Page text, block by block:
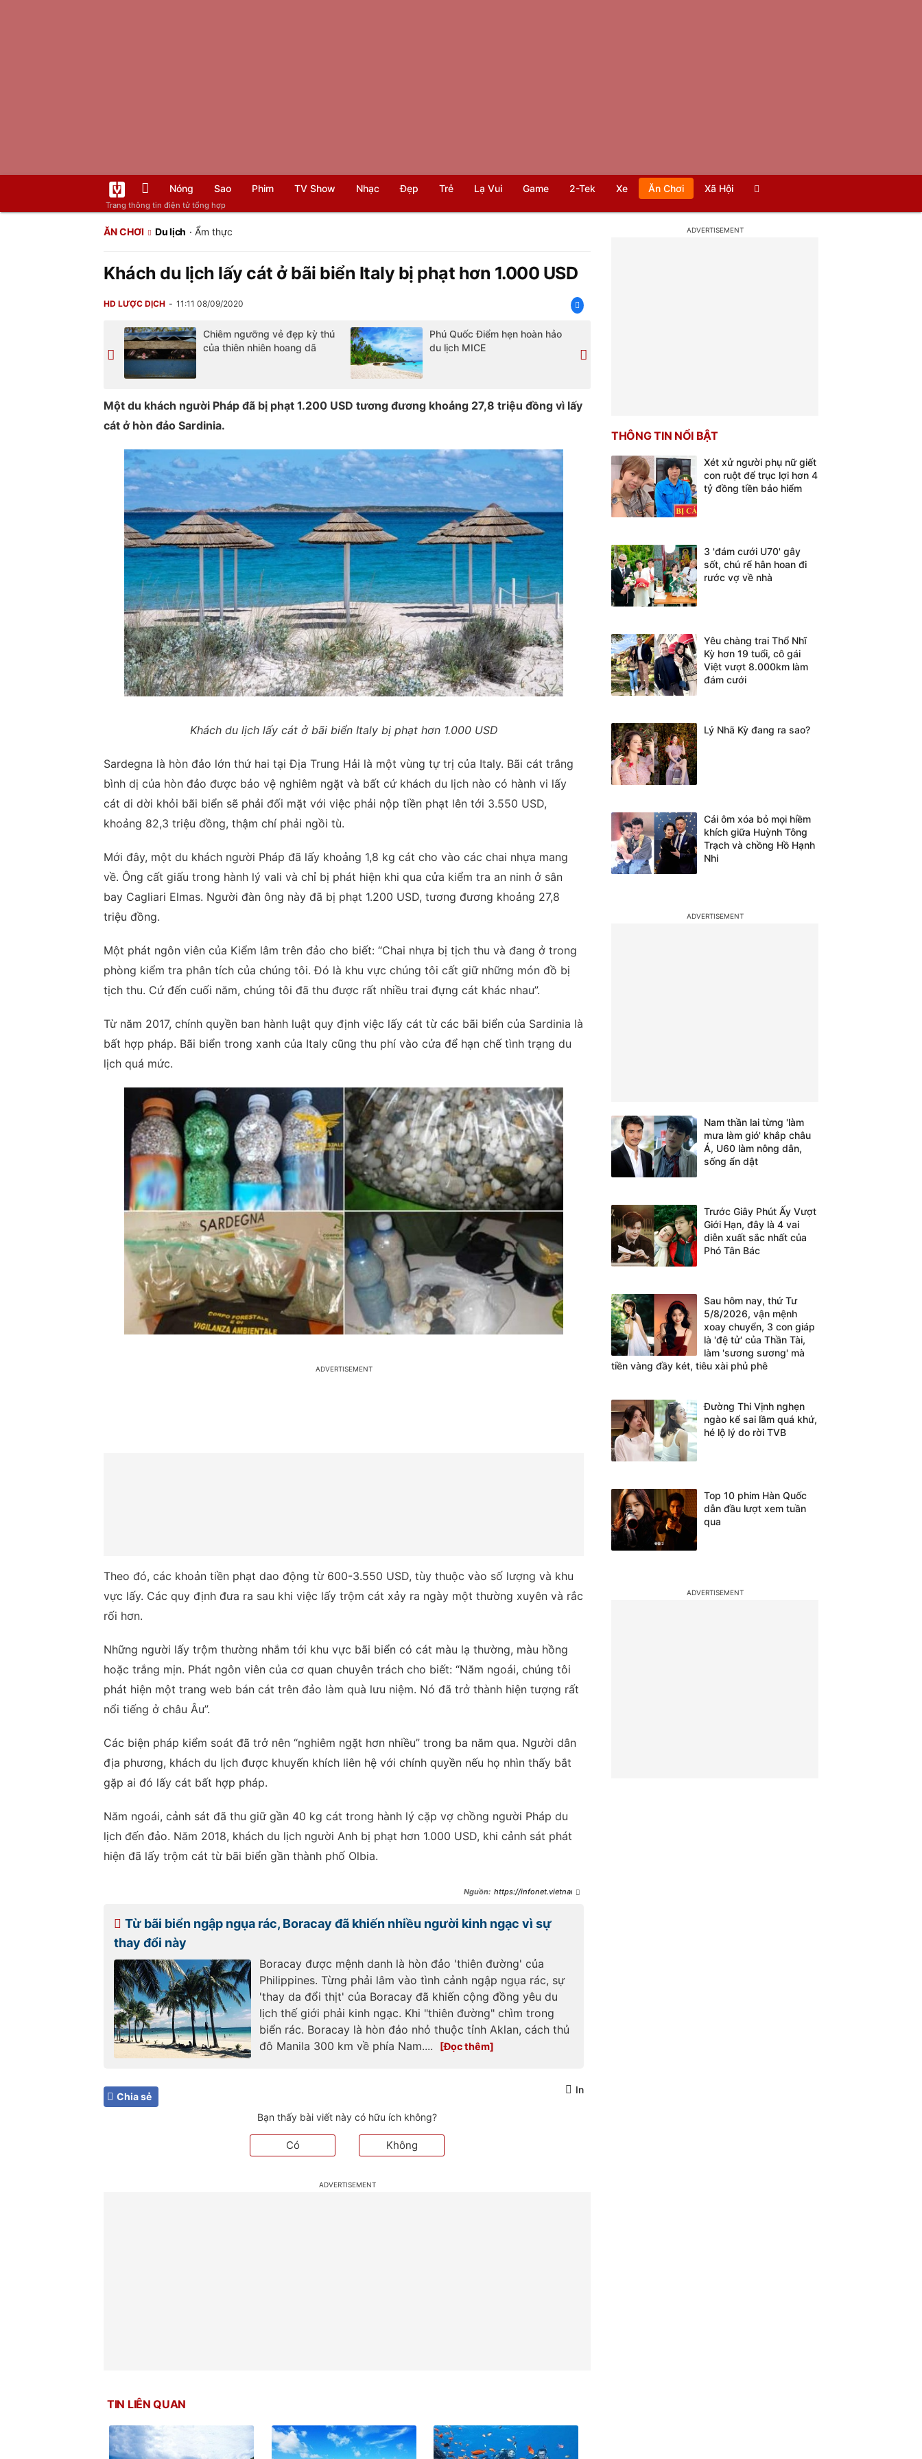
Trang thông tin điện tử tổng hợp
Nóng Sao Phim TV Show Nhạc Đẹp Trẻ Lạ Vui Game 2-Tek Xe Ăn Chơi Xã Hội
ĂN CHƠI Du lịch · Ẩm thực
Khách du lịch lấy cát ở bãi biển Italy bị phạt hơn 1.000 USD
HD LƯỢC DỊCH 11:11 08/09/2020
Chiêm ngưỡng vẻ đẹp kỳ thú
của thiên nhiên hoang dã
Phú Quốc Điểm hẹn hoàn hảo
du lịch MICE
Một du khách người Pháp đã bị phạt 1.200 USD tương đương khoảng 27,8 triệu đồng vì lấy
cát ở hòn đảo Sardinia.
Khách du lịch lấy cát ở bãi biển Italy bị phạt hơn 1.000 USD
Sardegna là hòn đảo lớn thứ hai tại Địa Trung Hải là một vùng tự trị của Italy. Bãi cát trắng
bình dị của hòn đảo được bảo vệ nghiêm ngặt và bất cứ khách du lịch nào có hành vi lấy
cát di dời khỏi bãi biển sẽ phải đối mặt với việc phải nộp tiền phạt lên tới 3.550 USD,
khoảng 82,3 triệu đồng, thậm chí phải ngồi tù.
Mới đây, một du khách người Pháp đã lấy khoảng 1,8 kg cát cho vào các chai nhựa mang
về. Ông cất giấu trong hành lý vali và chỉ bị phát hiện khi qua cửa kiểm tra an ninh ở sân
bay Cagliari Elmas. Người đàn ông này đã bị phạt 1.200 USD, tương đương khoảng 27,8
triệu đồng.
Một phát ngôn viên của Kiểm lâm trên đảo cho biết: “Chai nhựa bị tịch thu và đang ở trong
phòng kiểm tra phân tích của chúng tôi. Đó là khu vực chúng tôi cất giữ những món đồ bị
tịch thu. Cứ đến cuối năm, chúng tôi đã thu được rất nhiều trai đựng cát khác nhau”.
Từ năm 2017, chính quyền ban hành luật quy định việc lấy cát từ các bãi biển của Sardinia là
bất hợp pháp. Bãi biển trong xanh của Italy cũng thu phí vào cửa để hạn chế tình trạng du
lịch quá mức.
Theo đó, các khoản tiền phạt dao động từ 600-3.550 USD, tùy thuộc vào số lượng và khu
vực lấy. Các quy định đưa ra sau khi việc lấy trộm cát xảy ra ngày một thường xuyên và rắc
rối hơn.
Những người lấy trộm thường nhắm tới khu vực bãi biển có cát màu lạ thường, màu hồng
hoặc trắng mịn. Phát ngôn viên của cơ quan chuyên trách cho biết: “Năm ngoái, chúng tôi
phát hiện một trang web bán cát trên đảo làm quà lưu niệm. Nó đã trở thành hiện tượng rất
nổi tiếng ở châu Âu”.
Các biện pháp kiểm soát đã trở nên “nghiêm ngặt hơn nhiều” trong ba năm qua. Người dân
địa phương, khách du lịch được khuyến khích liên hệ với chính quyền nếu họ nhìn thấy bắt
gặp ai đó lấy cát bất hợp pháp.
Năm ngoái, cảnh sát đã thu giữ gần 40 kg cát trong hành lý cặp vợ chồng người Pháp du
lịch đến đảo. Năm 2018, khách du lịch người Anh bị phạt hơn 1.000 USD, khi cảnh sát phát
hiện đã lấy trộm cát từ bãi biển gần thành phố Olbia.
https://infonet.vietnamn
hon-1-000-usd-263470.html
Từ bãi biển ngập ngụa rác, Boracay đã khiến nhiều người kinh ngạc vì sự
thay đổi này
Boracay được mệnh danh là hòn đảo 'thiên đường' của
Philippines. Từng phải lâm vào tình cảnh ngập ngụa rác, sự
'thay da đổi thịt' của Boracay đã khiến cộng đồng yêu du
lịch thế giới phải kinh ngạc. Khi "thiên đường" chìm trong
biển rác. Boracay là hòn đảo nhỏ thuộc tỉnh Aklan, cách thủ
đô Manila 300 km về phía Nam....
In
Chia sẻ
Bạn thấy bài viết này có hữu ích không?
Có Không
TIN LIÊN QUAN
THÔNG TIN NỔI BẬT
Xét xử người phụ nữ giết
con ruột để trục lợi hơn 4
tỷ đồng tiền bảo hiểm
3 'đám cưới U70' gây
sốt, chú rể hân hoan đi
rước vợ về nhà
Yêu chàng trai Thổ Nhĩ
Kỳ hơn 19 tuổi, cô gái
Việt vượt 8.000km làm
đám cưới
Lý Nhã Kỳ đang ra sao?
Cái ôm xóa bỏ mọi hiềm
khích giữa Huỳnh Tông
Trạch và chồng Hồ Hạnh
Nhi
Nam thần lai từng 'làm
mưa làm gió' khắp châu
Á, U60 làm nông dân,
sống ẩn dật
Trước Giây Phút Ấy Vượt
Giới Hạn, đây là 4 vai
diễn xuất sắc nhất của
Phó Tân Bác
Sau hôm nay, thứ Tư
5/8/2026, vận mệnh
xoay chuyển, 3 con giáp
là 'đệ tử' của Thần Tài,
làm 'sương sương' mà
tiền vàng đầy két, tiêu xài phủ phê
Đường Thi Vịnh nghẹn
ngào kể sai lầm quá khứ,
hé lộ lý do rời TVB
Top 10 phim Hàn Quốc
dẫn đầu lượt xem tuần
qua